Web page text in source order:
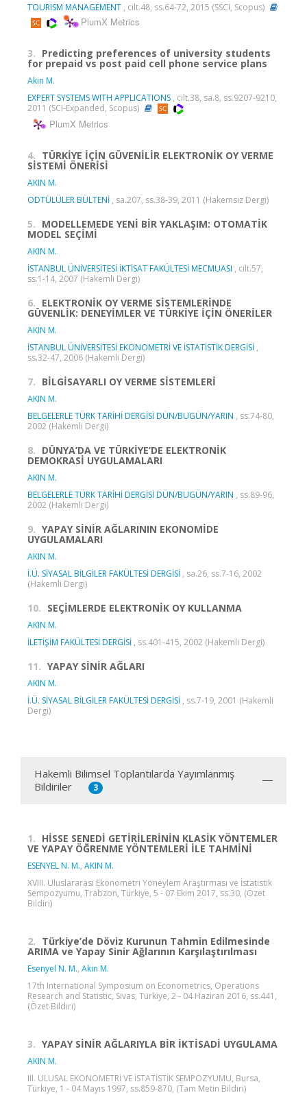
TOURISM MANAGEMENT , cilt.48, ss.64-72, 2015 (SSCI, Scopus)
PlumX Metrics
3. Predicting preferences of university students
for prepaid vs post paid cell phone service plans
Akin M.
EXPERT SYSTEMS WITH APPLICATIONS , cilt.38, sa.8, ss.9207-9210,
2011 (SCI-Expanded, Scopus)
PlumX Metrics
4. TÜRKİYE İÇİN GÜVENİLİR ELEKTRONİK OY VERME
SİSTEMİ ÖNERİSİ
AKIN M.
ODTÜLÜLER BÜLTENİ , sa.207, ss.38-39, 2011 (Hakemsiz Dergi)
5. MODELLEMEDE YENİ BİR YAKLAŞIM: OTOMATİK
MODEL SEÇİMİ
AKIN M.
İSTANBUL ÜNİVERSİTESİ İKTİSAT FAKÜLTESİ MECMUASI , cilt.57,
ss.1-14, 2007 (Hakemli Dergi)
6. ELEKTRONİK OY VERME SİSTEMLERİNDE
GÜVENLİK: DENEYİMLER VE TÜRKİYE İÇİN ÖNERİLER
AKIN M.
İSTANBUL ÜNİVERSİTESİ EKONOMETRİ VE İSTATİSTİK DERGİSİ ,
ss.32-47, 2006 (Hakemli Dergi)
7. BİLGİSAYARLI OY VERME SİSTEMLERİ
AKIN M.
BELGELERLE TÜRK TARİHİ DERGİSİ DÜN/BUGÜN/YARIN , ss.74-80,
2002 (Hakemli Dergi)
8. DÜNYA’DA VE TÜRKİYE’DE ELEKTRONİK
DEMOKRASİ UYGULAMALARI
AKIN M.
BELGELERLE TÜRK TARİHİ DERGİSİ DÜN/BUGÜN/YARIN , ss.89-96,
2002 (Hakemli Dergi)
9. YAPAY SİNİR AĞLARININ EKONOMİDE
UYGULAMALARI
AKIN M.
İ.Ü. SİYASAL BİLGİLER FAKÜLTESİ DERGİSİ , sa.26, ss.7-16, 2002
(Hakemli Dergi)
10. SEÇİMLERDE ELEKTRONİK OY KULLANMA
AKIN M.
İLETİŞİM FAKÜLTESİ DERGİSİ , ss.401-415, 2002 (Hakemli Dergi)
11. YAPAY SİNİR AĞLARI
AKIN M.
İ.Ü. SİYASAL BİLGİLER FAKÜLTESİ DERGİSİ , ss.7-19, 2001 (Hakemli
Dergi)
Hakemli Bilimsel Toplantılarda Yayımlanmış
Bildiriler
3
1. HİSSE SENEDİ GETİRİLERİNİN KLASİK YÖNTEMLER
VE YAPAY ÖĞRENME YÖNTEMLERİ İLE TAHMİNİ
ESENYEL N. M., AKIN M.
XVIII. Uluslararası Ekonometri Yöneylem Araştırması ve İstatistik
Sempozyumu, Trabzon, Türkiye, 5 - 07 Ekim 2017, ss.30, (Özet
Bildiri)
2. Türkiye’de Döviz Kurunun Tahmin Edilmesinde
ARIMA ve Yapay Sinir Ağlarının Karşılaştırılması
Esenyel N. M., Akın M.
17th International Symposium on Econometrics, Operations
Research and Statistic, Sivas, Türkiye, 2 - 04 Haziran 2016, ss.441,
(Özet Bildiri)
3. YAPAY SİNİR AĞLARIYLA BİR İKTİSADİ UYGULAMA
AKIN M.
III. ULUSAL EKONOMETRİ VE İSTATİSTİK SEMPOZYUMU, Bursa,
Türkiye, 1 - 04 Mayıs 1997, ss.859-870, (Tam Metin Bildiri)